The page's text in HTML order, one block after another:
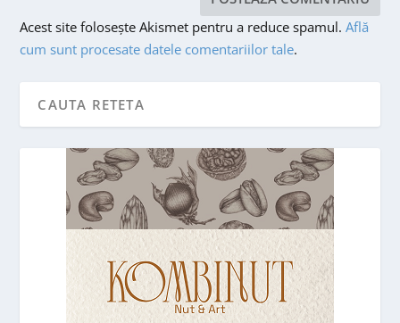
Acest site folosește Akismet pentru a reduce spamul.Află
cum sunt procesate datele comentariilor tale.